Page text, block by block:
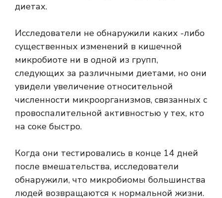
диетах.
Исследователи не обнаружили каких -либо
существенных изменений в кишечной
микробиоте ни в одной из групп,
следующих за различными диетами, но они
увидели увеличение относительной
численности микроорганизмов, связанных с
провоспалительной активностью у тех, кто
на соке быстро.
Когда они тестировались в конце 14 дней
после вмешательства, исследователи
обнаружили, что микробиомы большинства
людей возвращаются к нормальной жизни.